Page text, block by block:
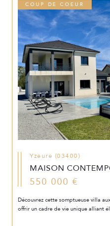
COUP DE COEUR
Yzeure (03400)
MAISON
550 000 €
Découvrez cette somptueuse villa
offrir un cadre de vie unique alliant